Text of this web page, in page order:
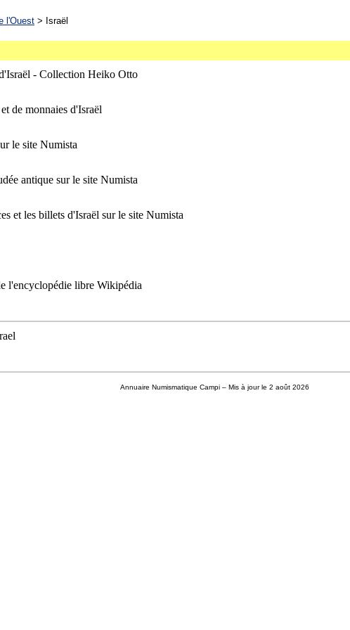
l'Ouest > Israël
- Collection Heiko Otto
de monnaies d'Israël
le site Numista
antique sur le site Numista
et les billets d'Israël sur le site Numista
l'encyclopédie libre Wikipédia
Annuaire Numismatique Campi– Mis à jour le 2 août 2026